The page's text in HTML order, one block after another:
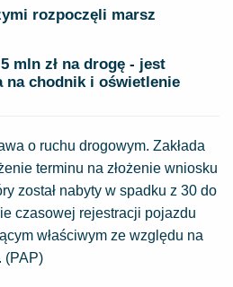
rozpoczęli marsz
mln zł na drogę - jest
na chodnik i oświetlenie
o ruchu drogowym. Zakłada
terminu na złożenie wniosku
został nabyty w spadku z 30 do
czasowej rejestracji pojazdu
właściwym ze względu na
(PAP)